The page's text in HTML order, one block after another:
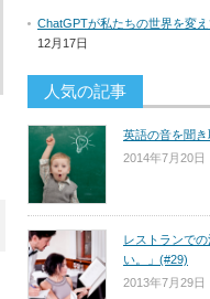
ChatGPTが私たちの世界を変え
12月17日
人気の記事
英語の音を聞き
2014年7月20日
レストランで
い。」(#29)
2013年7月29日